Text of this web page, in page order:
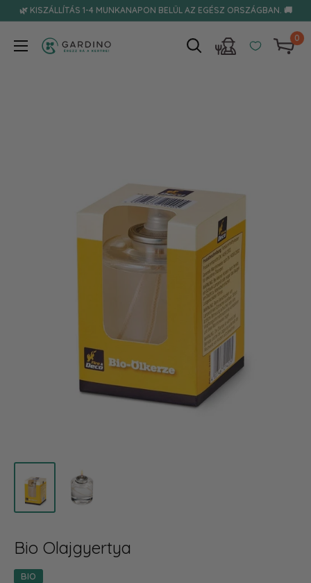
Tovább🌿 KISZÁLLÍTÁS 1-4 MUNKANAPON BELÜL AZ EGÉSZ ORSZÁGBAN. 🚚
Gardino
0
Bio Olajgyertya
BIO